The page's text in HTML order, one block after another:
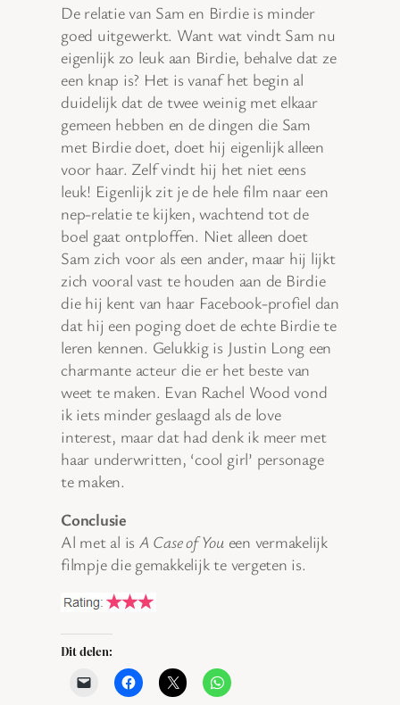
De relatie van Sam en Birdie is minder
goed uitgewerkt. Want wat vindt Sam nu
eigenlijk zo leuk aan Birdie, behalve dat ze
een knap is? Het is vanaf het begin al
duidelijk dat de twee weinig met elkaar
gemeen hebben en de dingen die Sam
met Birdie doet, doet hij eigenlijk alleen
voor haar. Zelf vindt hij het niet eens
leuk! Eigenlijk zit je de hele film naar een
nep-relatie te kijken, wachtend tot de
boel gaat ontploffen. Niet alleen doet
Sam zich voor als een ander, maar hij lijkt
zich vooral vast te houden aan de Birdie
die hij kent van haar Facebook-profiel dan
dat hij een poging doet de echte Birdie te
leren kennen. Gelukkig is Justin Long een
charmante acteur die er het beste van
weet te maken. Evan Rachel Wood vond
ik iets minder geslaagd als de love
interest, maar dat had denk ik meer met
haar underwritten, ‘cool girl’ personage
te maken.
Conclusie
Al met al is A Case of Youeen vermakelijk
filmpje die gemakkelijk te vergeten is.
Dit delen: